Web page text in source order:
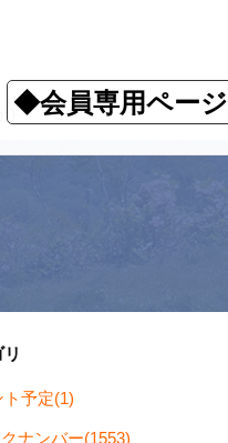
◆会員専用ページ
）
ト予定(1)
ナンバー(1553)